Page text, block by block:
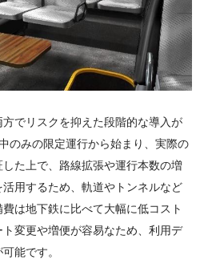
でリスクを抑えた段階的な導入が
のみの限定運行から始まり、実際の
た上で、路線拡張や運行本数の増
用するため、軌道やトンネルなど
は地下鉄に比べて大幅に低コスト
変更や増便が容易なため、利用デ
能です。